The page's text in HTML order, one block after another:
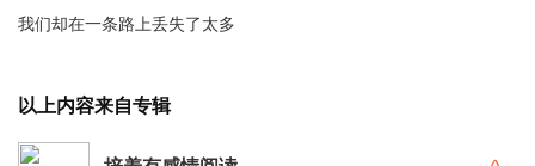
我们却在一条路上丢失了太多
以上内容来自专辑